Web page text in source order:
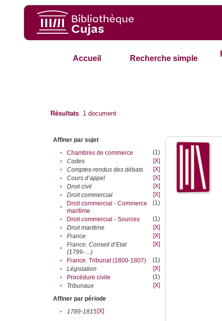
Accueil Recherche simple
Résultats 1 document
Affiner par sujet
•
Chambres de commerce
(1)
•
Codes
[X]
•
Comptes-rendus des débats
[X]
•
Cours d’appel
[X]
•
Droit civil
[X]
•
Droit commercial
[X]
•
Droit commercial - Commerce
maritime
(1)
• Droit commercial - Sources
(1)
•
Droit maritime
[X]
•
France
[X]
•
France. Conseil d’Etat
(1799-....)
[X]
• France. Tribunat (1800-1807)
(1)
•
Législation
[X]
•
Procédure civile
(1)
•
Tribunaux
[X]
Affiner par période
•
1789-1815[X]